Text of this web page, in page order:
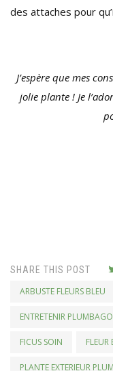
des attaches pour
J’espère que mes
jolie plante ! Je
SHARE THIS POST
ARBUSTE FLEURS BLEU
ENTRETENIR PLUMBAGO
FICUS SOIN FLEUR
PLANTE EXTERIEUR